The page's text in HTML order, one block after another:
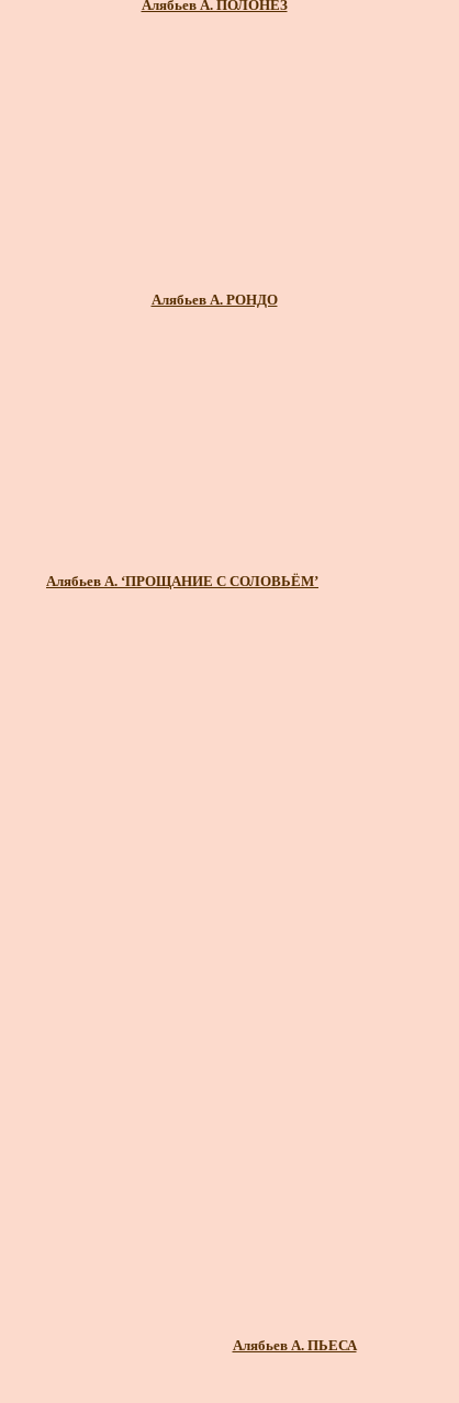
Алябьев А. ПОЛОНЕЗ
Алябьев А. РОНДО
Алябьев А. ‘ПРОЩАНИЕ С СОЛОВЬЁМ’
Алябьев А. ПЬЕСА